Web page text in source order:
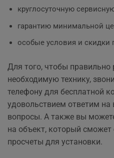
круглосуточную
гарантию минимальной
особые условия и скидки
Для того, чтобы
необходимую технику,
телефону для бесплатной
удовольствием ответим на
вопросы. А также вы
на объект, который
просчеты для установки.